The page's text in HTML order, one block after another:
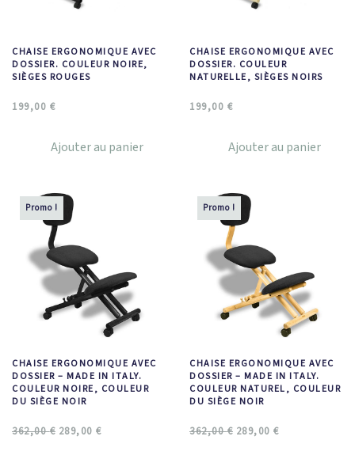
CHAISE ERGONOMIQUE AVEC
DOSSIER. COULEUR NOIRE,
SIÈGES ROUGES
199,00 €
Ajouter au panier
CHAISE ERGONOMIQUE AVEC
DOSSIER. COULEUR
NATURELLE, SIÈGES NOIRS
199,00 €
Ajouter au panier
Promo !
CHAISE ERGONOMIQUE AVEC
DOSSIER – MADE IN ITALY.
COULEUR NOIRE, COULEUR
DU SIÈGE NOIR
362,00€ 289,00 €
Promo !
CHAISE ERGONOMIQUE AVEC
DOSSIER – MADE IN ITALY.
COULEUR NATUREL, COULEUR
DU SIÈGE NOIR
362,00€ 289,00 €